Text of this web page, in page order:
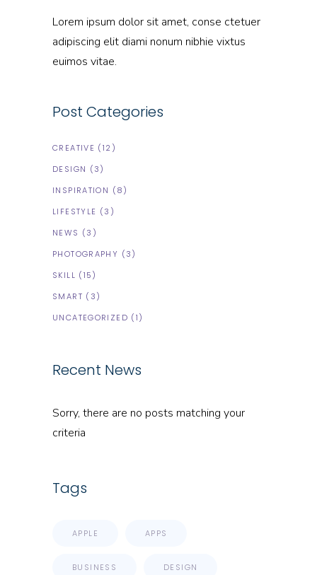
Lorem ipsum dolor sit amet, conse ctetuer
adipiscing elit diami nonum nibhie vixtus
euimos vitae.
Post Categories
CREATIVE (12)
DESIGN (3)
INSPIRATION (8)
LIFESTYLE (3)
NEWS (3)
PHOTOGRAPHY (3)
SKILL (15)
SMART (3)
UNCATEGORIZED (1)
Recent News
Sorry, there are no posts matching your
criteria
Tags
APPLE APPS
BUSINESS DESIGN